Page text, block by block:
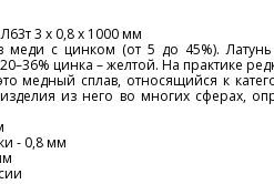
3 х 0,8 х 1000 мм
меди с цинком (от 5 до 45%).
цинка – желтой. На практике
медный сплав, относящийся к
из него во многих сферах,
- 0,8 мм